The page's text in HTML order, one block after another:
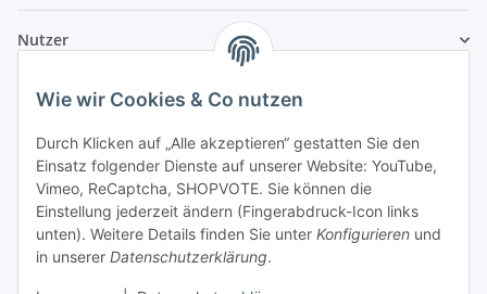
Wie wir Cookies & Co nutzen
Durch Klicken auf „Alle akzeptieren“ gestatten Sie den
Einsatz folgender Dienste auf unserer Website: YouTube,
Vimeo, ReCaptcha, SHOPVOTE. Sie können die
Einstellung jederzeit ändern (Fingerabdruck-Icon links
unten). Weitere Details finden Sie unter Konfigurieren und
in unserer Datenschutzerklärung.
Nutzer